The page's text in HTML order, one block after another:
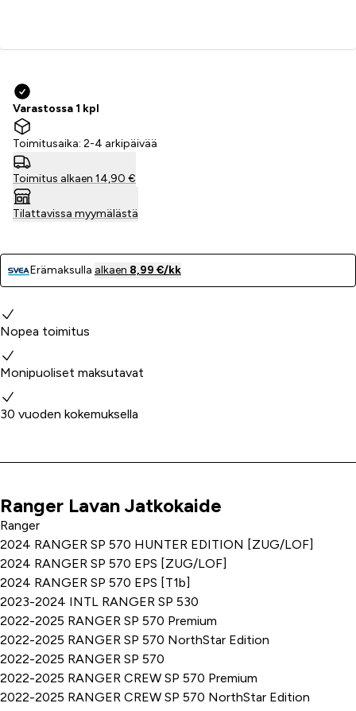
Varastossa 1 kpl
Toimitusaika: 2-4 arkipäivää
Toimitus alkaen 14,90 €
Tilattavissa myymälästä
Erämaksulla alkaen 8,99 €/kk
Miksi valita meidät?
Nopea toimitus
Monipuoliset maksutavat
30 vuoden kokemuksella
Tuoteinfo
Ranger Lavan Jatkokaide
Ranger
2024 RANGER SP 570 HUNTER EDITION [ZUG/LOF]
2024 RANGER SP 570 EPS [ZUG/LOF]
2024 RANGER SP 570 EPS [T1b]
2023-2024 INTL RANGER SP 530
2022-2025 RANGER SP 570 Premium
2022-2025 RANGER SP 570 NorthStar Edition
2022-2025 RANGER SP 570
2022-2025 RANGER CREW SP 570 Premium
2022-2025 RANGER CREW SP 570 NorthStar Edition